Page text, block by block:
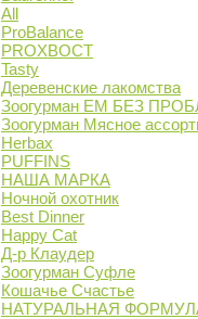
All
ProBalance
PROХВОСТ
Tasty
Деревенские лакомства
Зоогурман ЕМ БЕЗ
Зоогурман Мясное
Herbax
PUFFINS
НАША МАРКА
Ночной охотник
Best Dinner
Happy Cat
Д-р Клаудер
Зоогурман Суфле
Кошачье Счастье
НАТУРАЛЬНАЯ